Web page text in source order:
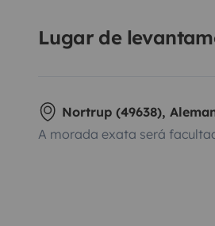
Lugar de
Nortrup (49638),
A morada exata será